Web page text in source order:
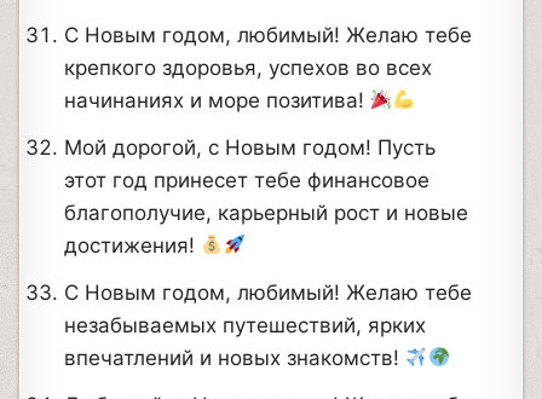
С Новым годом, любимый! Желаю тебе
крепкого здоровья, успехов во всех
начинаниях и море позитива!
Мой дорогой, с Новым годом! Пусть
этот год принесет тебе финансовое
благополучие, карьерный рост и новые
достижения!
С Новым годом, любимый! Желаю тебе
незабываемых путешествий, ярких
впечатлений и новых знакомств!